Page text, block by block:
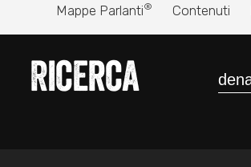
Mappe Parlanti® Contenuti
Ricerca